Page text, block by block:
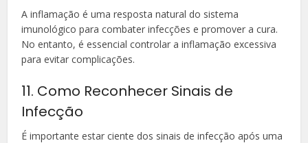
A inflamação é uma resposta natural do sistema
imunológico para combater infecções e promover a cura.
No entanto, é essencial controlar a inflamação excessiva
para evitar complicações.
11. Como Reconhecer Sinais de
Infecção
É importante estar ciente dos sinais de infecção após uma